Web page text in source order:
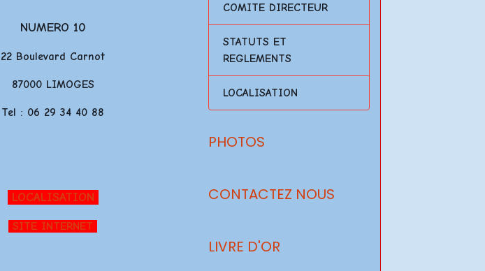
NUMERO 10
22 Boulevard Carnot
87000 LIMOGES
Tel : 06 29 34 40 88
LOCALISATION
SITE INTERNET
COMITE DIRECTEUR
STATUTS ET
REGLEMENTS
LOCALISATION
PHOTOS
CONTACTEZ NOUS
LIVRE D'OR